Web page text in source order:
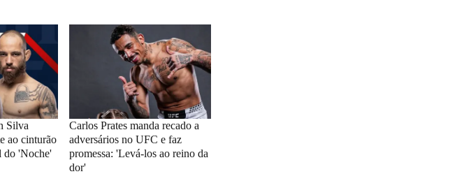
Silva
ao cinturão
do 'Noche'
Carlos Prates manda recado a
adversários no UFC e faz
promessa: 'Levá-los ao reino da
dor'